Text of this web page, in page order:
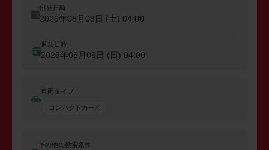
出発日時
2026年08月08日 (土) 04:00
返却日時
2026年08月09日 (日) 04:00
車両タイプ
コンパクトカー
その他の検索条件